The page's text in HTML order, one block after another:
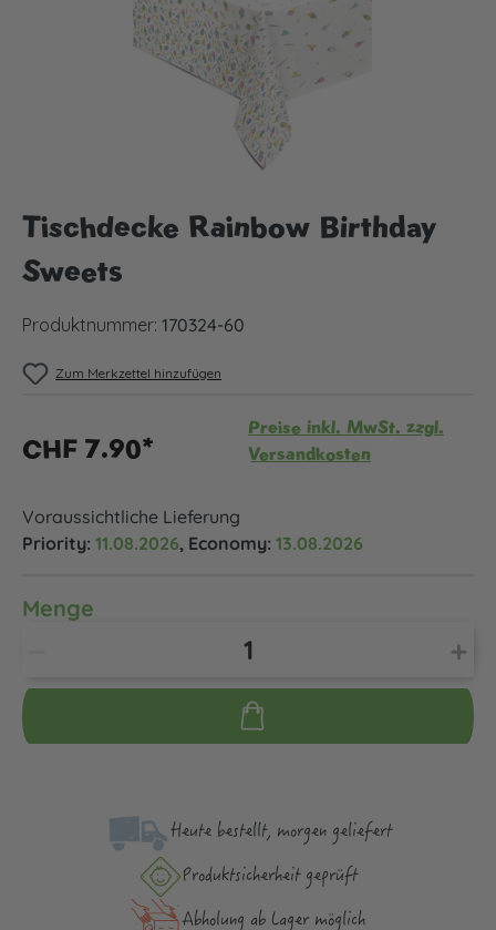
Tischdecke Rainbow Birthday
Sweets
Produktnummer: 170324-60
Zum Merkzettel hinzufügen
CHF 7.90*
Preise inkl. MwSt. zzgl.
Versandkosten
Voraussichtliche Lieferung
Priority: 11.08.2026, Economy: 13.08.2026
Menge
Heute bestellt, morgen geliefert
Produktsicher­heit geprüft
Abholung ab Lager möglich